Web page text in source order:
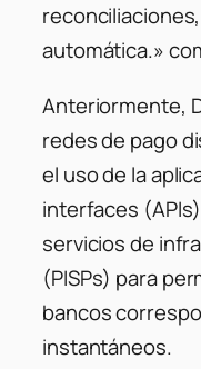
automática.»
Anteriormente,
redes de pago
el uso de la
interfaces
servicios de
(PISPs) para
bancos
instantáneos.